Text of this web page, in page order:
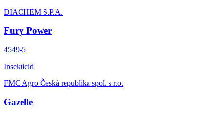
DIACHEM S.P.A.
Fury Power
4549-5
Insekticid
FMC Agro Česká republika spol. s r.o.
Gazelle